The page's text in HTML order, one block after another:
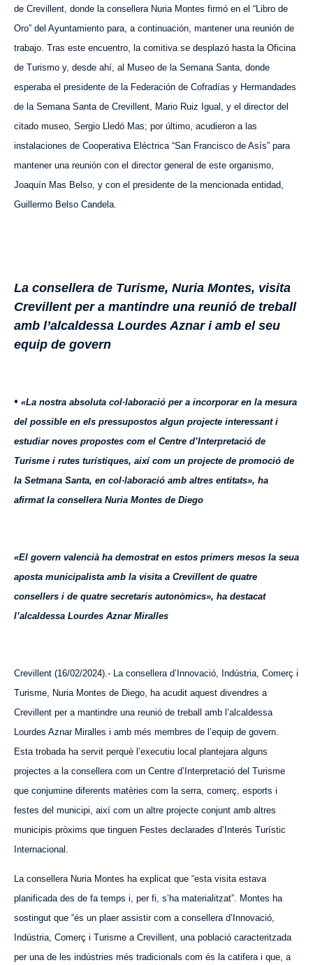
de Crevillent, donde la consellera Nuria Montes firmó en el “Libro de
Oro” del Ayuntamiento para, a continuación, mantener una reunión de
trabajo. Tras este encuentro, la comitiva se desplazó hasta la Oficina
de Turismo y, desde ahí, al Museo de la Semana Santa, donde
esperaba el presidente de la Federación de Cofradías y Hermandades
de la Semana Santa de Crevillent, Mario Ruiz Igual, y el director del
citado museo, Sergio Lledó Mas; por último, acudieron a las
instalaciones de Cooperativa Eléctrica “San Francisco de Asís” para
mantener una reunión con el director general de este organismo,
Joaquín Mas Belso, y con el presidente de la mencionada entidad,
Guillermo Belso Candela.
La consellera de Turisme, Nuria Montes, visita
Crevillent per a mantindre una reunió de treball
amb l’alcaldessa Lourdes Aznar i amb el seu
equip de govern
• «La nostra absoluta col·laboració per a incorporar en la mesura
del possible en els pressupostos algun projecte interessant i
estudiar noves propostes com el Centre d’Interpretació de
Turisme i rutes turístiques, així com un projecte de promoció de
la Setmana Santa, en col·laboració amb altres entitats», ha
afirmat la consellera Nuria Montes de Diego
«El govern valencià ha demostrat en estos primers mesos la seua
aposta municipalista amb la visita a Crevillent de quatre
consellers i de quatre secretaris autonòmics», ha destacat
l’alcaldessa Lourdes Aznar Miralles
Crevillent (16/02/2024).- La consellera d’Innovació, Indústria, Comerç i
Turisme, Nuria Montes de Diego, ha acudit aquest divendres a
Crevillent per a mantindre una reunió de treball amb l’alcaldessa
Lourdes Aznar Miralles i amb més membres de l’equip de govern.
Esta trobada ha servit perquè l’executiu local plantejara alguns
projectes a la consellera com un Centre d’Interpretació del Turisme
que conjumine diferents matèries com la serra, comerç, esports i
festes del municipi, així com un altre projecte conjunt amb altres
municipis pròxims que tinguen Festes declarades d’Interés Turístic
Internacional.
La consellera Nuria Montes ha explicat que “esta visita estava
planificada des de fa temps i, per fi, s’ha materialitzat”. Montes ha
sostingut que “és un plaer assistir com a consellera d’Innovació,
Indústria, Comerç i Turisme a Crevillent, una població caracteritzada
per una de les indústries més tradicionals com és la catifera i que, a